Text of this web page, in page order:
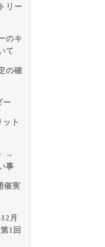
リー
のキ
て
の確
ー
ト
→
事
催実
月
1回